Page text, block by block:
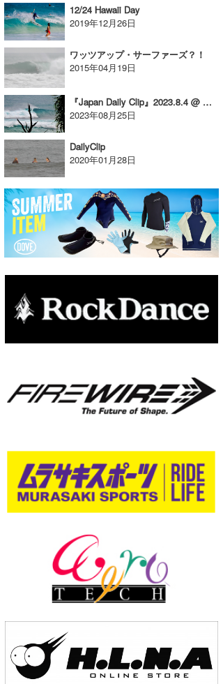
12/24 Hawaii Day
2019年12月26日
ワッツアップ・サーファーズ？！
2015年04月19日
『Japan Daily Clip』2023.8.4 @ Okinawa
2023年08月25日
DailyClip
2020年01月28日
waka☆=
YUKI☆
たっちー
ハンマー
まっきー
三輪予報士
小川予報士
上田純子
上條将美
唐澤予報士
SancheZ
wanda
banpaku
Mr.K